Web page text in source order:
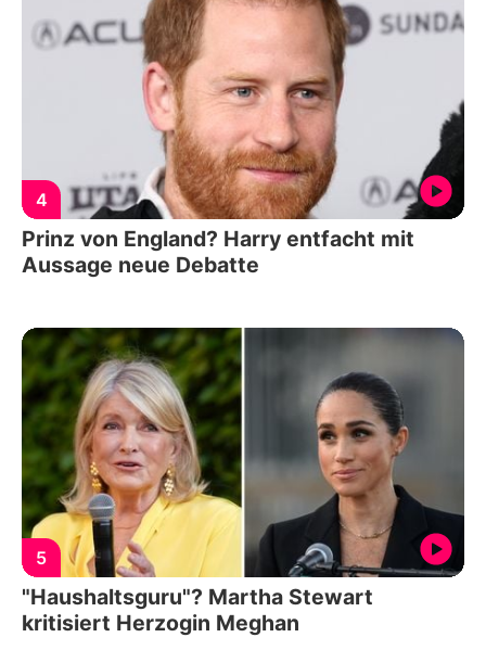
4
Prinz von England? Harry entfacht mit
Aussage neue Debatte
5
"Haushaltsguru"? Martha Stewart
kritisiert Herzogin Meghan